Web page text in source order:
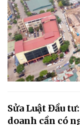
Sửa Luật Đầu
doanh cần có